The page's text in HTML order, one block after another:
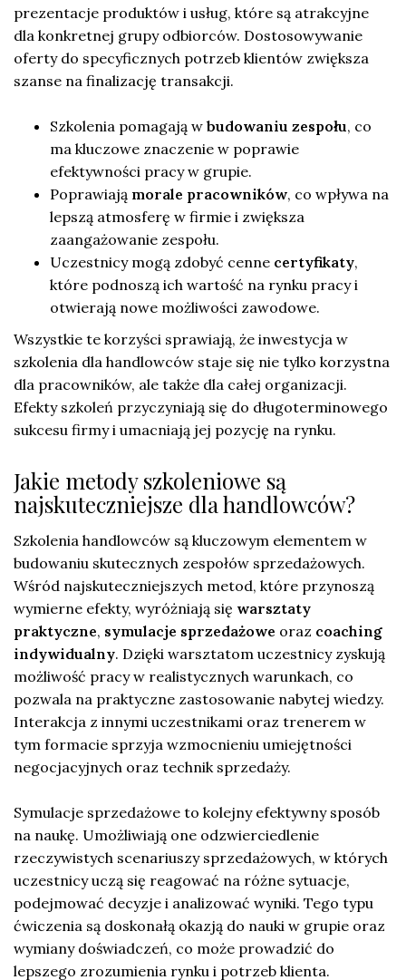
prezentacje produktów i usług, które są atrakcyjne
dla konkretnej grupy odbiorców. Dostosowywanie
oferty do specyficznych potrzeb klientów zwiększa
szanse na finalizację transakcji.
Szkolenia pomagają w budowaniu zespołu, co
ma kluczowe znaczenie w poprawie
efektywności pracy w grupie.
Poprawiają morale pracowników, co wpływa na
lepszą atmosferę w firmie i zwiększa
zaangażowanie zespołu.
Uczestnicy mogą zdobyć cenne certyfikaty,
które podnoszą ich wartość na rynku pracy i
otwierają nowe możliwości zawodowe.
Wszystkie te korzyści sprawiają, że inwestycja w
szkolenia dla handlowców staje się nie tylko korzystna
dla pracowników, ale także dla całej organizacji.
Efekty szkoleń przyczyniają się do długoterminowego
sukcesu firmy i umacniają jej pozycję na rynku.
Jakie metody szkoleniowe są
najskuteczniejsze dla handlowców?
Szkolenia handlowców są kluczowym elementem w
budowaniu skutecznych zespołów sprzedażowych.
Wśród najskuteczniejszych metod, które przynoszą
wymierne efekty, wyróżniają się warsztaty
praktyczne, symulacje sprzedażowe oraz coaching
indywidualny. Dzięki warsztatom uczestnicy zyskują
możliwość pracy w realistycznych warunkach, co
pozwala na praktyczne zastosowanie nabytej wiedzy.
Interakcja z innymi uczestnikami oraz trenerem w
tym formacie sprzyja wzmocnieniu umiejętności
negocjacyjnych oraz technik sprzedaży.
Symulacje sprzedażowe to kolejny efektywny sposób
na naukę. Umożliwiają one odzwierciedlenie
rzeczywistych scenariuszy sprzedażowych, w których
uczestnicy uczą się reagować na różne sytuacje,
podejmować decyzje i analizować wyniki. Tego typu
ćwiczenia są doskonałą okazją do nauki w grupie oraz
wymiany doświadczeń, co może prowadzić do
lepszego zrozumienia rynku i potrzeb klienta.